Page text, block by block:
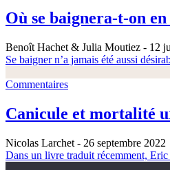
Où se baignera-t-on
Benoît Hachet & Julia Moutiez - 12
Se baigner n’a jamais été aussi
Commentaires
Canicule et mortalité
Nicolas Larchet - 26 septembre 2022
Dans un livre traduit récemment,